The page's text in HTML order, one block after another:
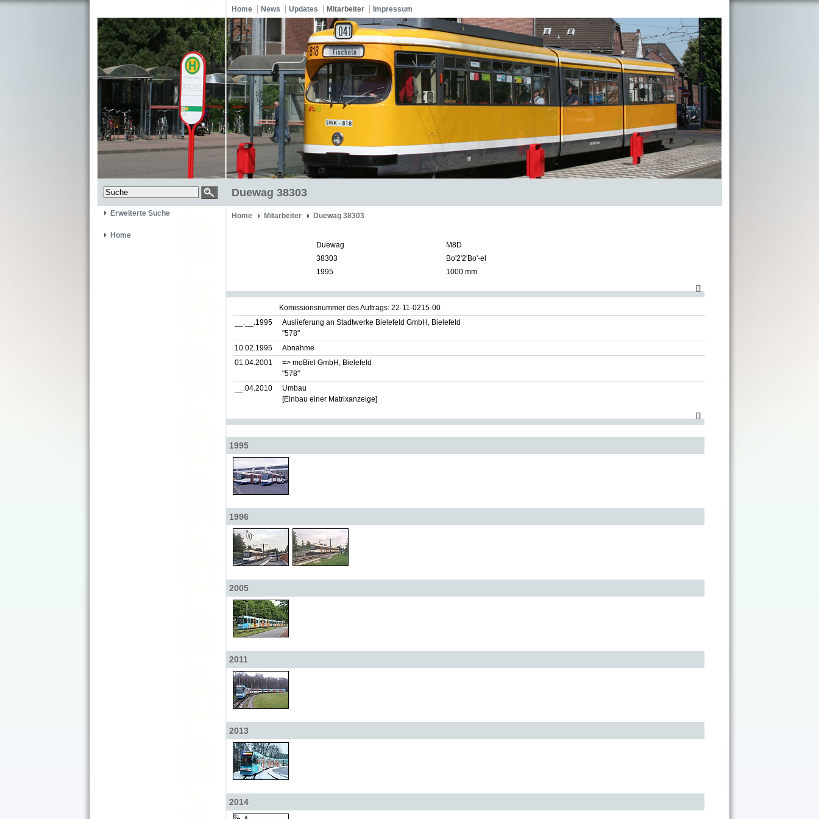
Home News Updates Mitarbeiter Impressum
Duewag 38303
Erweiterte Suche
Home
Home Mitarbeiter Duewag 38303
Duewag
M8D
38303
Bo'2'2'Bo'-el
1995
1000 mm
[]
Komissionsnummer des Auftrags: 22-11-0215-00
__.__.1995
Auslieferung an Stadtwerke Bielefeld GmbH, Bielefeld
"578"
10.02.1995
Abnahme
01.04.2001
=> moBiel GmbH, Bielefeld
"578"
__.04.2010
Umbau
[Einbau einer Matrixanzeige]
[]
1995
1996
2005
2011
2013
2014